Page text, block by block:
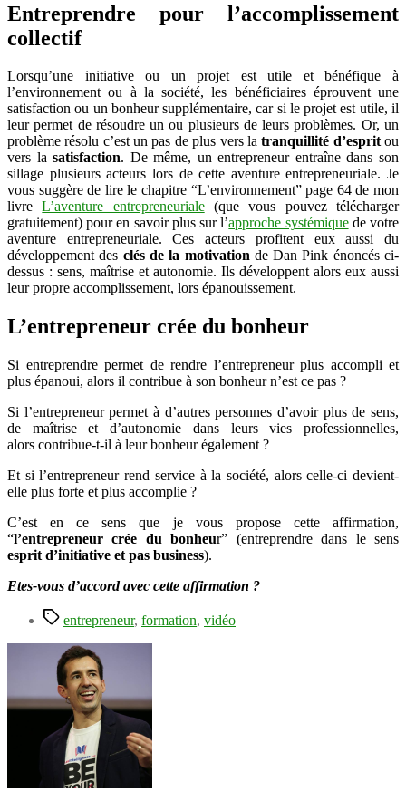
Entreprendre pour l’accomplissement
collectif
Lorsqu’une initiative ou un projet est utile et bénéfique à
l’environnement ou à la société, les bénéficiaires éprouvent une
satisfaction ou un bonheur supplémentaire, car si le projet est utile, il
leur permet de résoudre un ou plusieurs de leurs problèmes. Or, un
problème résolu c’est un pas de plus vers latranquillité d’espritou
vers lasatisfaction. De même, un entrepreneur entraîne dans son
sillage plusieurs acteurs lors de cette aventure entrepreneuriale. Je
vous suggère de lire le chapitre “L’environnement” page 64 de mon
livreL’aventure entrepreneuriale(que vous pouvez télécharger
gratuitement) pour en savoir plus sur l’approche systémiquede votre
aventure entrepreneuriale. Ces acteurs profitent eux aussi du
développement des clés de la motivationde Dan Pink énoncés ci-
dessus : sens, maîtrise et autonomie. Ils développent alors eux aussi
leur propre accomplissement, lors épanouissement.
L’entrepreneur crée du bonheur
Si entreprendre permet de rendre l’entrepreneur plus accompli et
plus épanoui, alors il contribue à son bonheur n’est ce pas ?
Si l’entrepreneur permet à d’autres personnes d’avoir plus de sens,
de maîtrise et d’autonomie dans leurs vies professionnelles,
alors contribue-t-il à leur bonheur également ?
Et si l’entrepreneur rend service à la société, alors celle-ci devient-
elle plus forte et plus accomplie ?
C’est en ce sens que je vous propose cette affirmation,
“l’entrepreneur crée du bonheur” (entreprendre dans le sens
esprit d’initiative et pas business).
Etes-vous d’accord avec cette affirmation ?
Étiquettes
entrepreneur, formation, vidéo